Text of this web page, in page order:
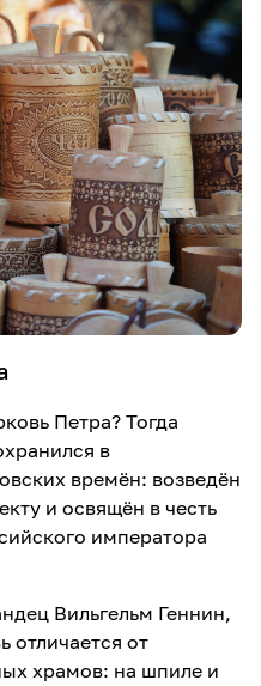
Петра? Тогда
в
времён: возведён
и освящён в честь
императора
Вильгельм Геннин,
отличается от
храмов: на шпиле и